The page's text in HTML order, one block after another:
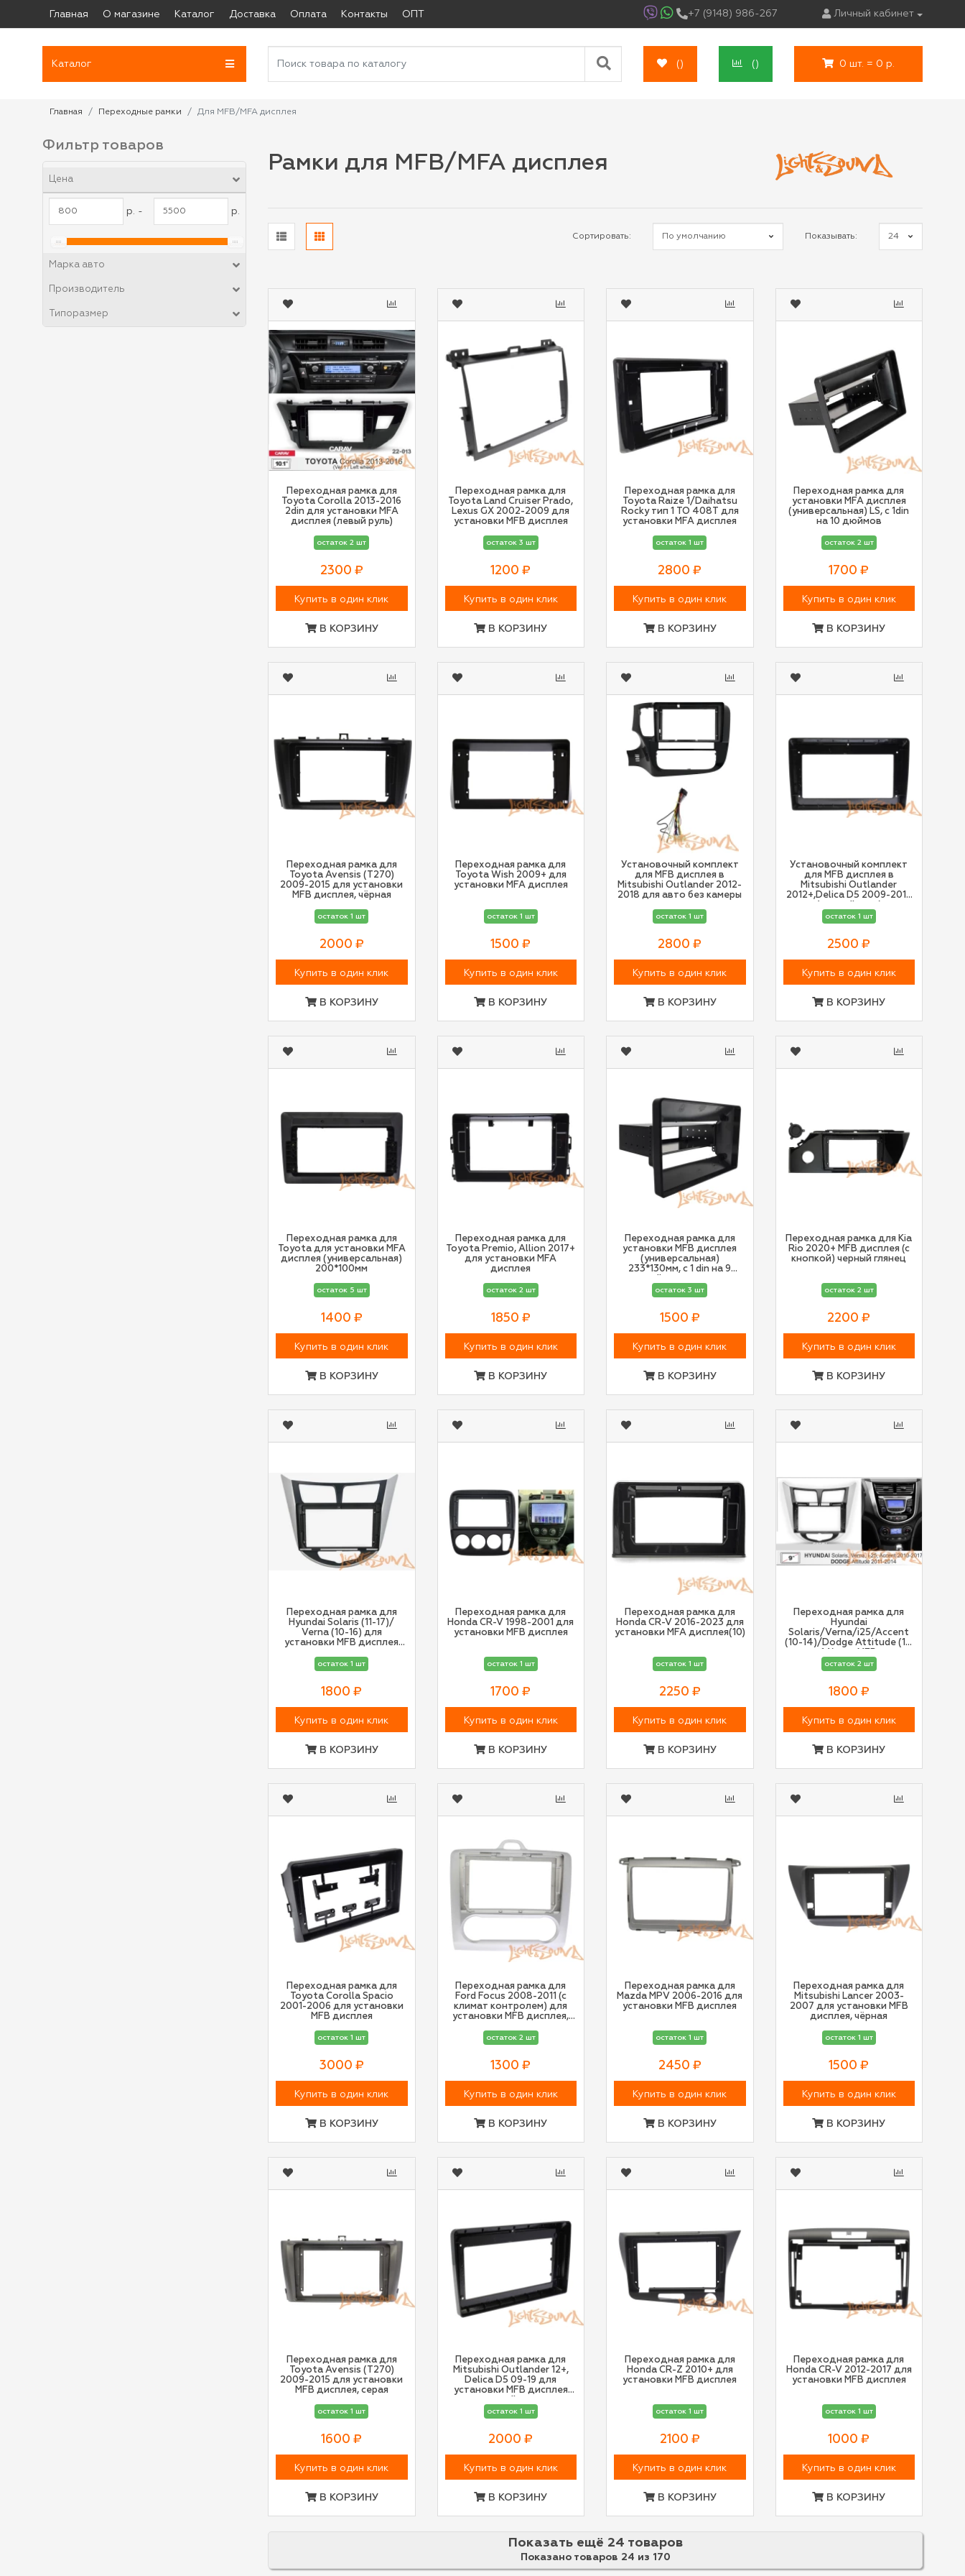
Главная О магазине Каталог Доставка Оплата Контакты ОПТ +7 (9148) 986-267 Личный кабинет
Каталог () () 0 шт. = 0 р.
Главная Переходные рамки Для MFB/MFA дисплея
Фильтр товаров
Цена
р. - р.
Марка авто
Производитель
Типоразмер
Рамки для MFB/MFA дисплея
Сортировать: Показывать:
Переходная рамка для
Toyota Corolla 2013-2016
2din для установки MFA
дисплея (левый руль)
остаток 2 шт
2300 ₽
Купить в один клик
В КОРЗИНУ
Переходная рамка для
Toyota Land Cruiser Prado,
Lexus GX 2002-2009 для
установки MFB дисплея
остаток 3 шт
1200 ₽
Купить в один клик
В КОРЗИНУ
Переходная рамка для
Toyota Raize 1/Daihatsu
Rocky тип 1 TO 408T для
установки MFA дисплея
остаток 1 шт
2800 ₽
Купить в один клик
В КОРЗИНУ
Переходная рамка для
установки MFA дисплея
(универсальная) LS, с 1din
на 10 дюймов
остаток 2 шт
1700 ₽
Купить в один клик
В КОРЗИНУ
Переходная рамка для
Toyota Avensis (T270)
2009-2015 для установки
MFB дисплея, чёрная
остаток 1 шт
2000 ₽
Купить в один клик
В КОРЗИНУ
Переходная рамка для
Toyota Wish 2009+ для
установки MFA дисплея
остаток 1 шт
1500 ₽
Купить в один клик
В КОРЗИНУ
Установочный комплект
для MFB дисплея в
Mitsubishi Outlander 2012-
2018 для авто без камеры
остаток 1 шт
2800 ₽
Купить в один клик
В КОРЗИНУ
Установочный комплект
для MFB дисплея в
Mitsubishi Outlander
2012+,Delica D5 2009-2019
остаток 1 шт
2500 ₽
Купить в один клик
В КОРЗИНУ
Переходная рамка для
Toyota для установки MFA
дисплея (универсальная)
200*100мм
остаток 5 шт
1400 ₽
Купить в один клик
В КОРЗИНУ
Переходная рамка для
Toyota Premio, Allion 2017+
для установки MFA
дисплея
остаток 2 шт
1850 ₽
Купить в один клик
В КОРЗИНУ
Переходная рамка для
установки MFB дисплея
(универсальная)
233*130мм, c 1 din на 9
остаток 3 шт
1500 ₽
Купить в один клик
В КОРЗИНУ
Переходная рамка для Kia
Rio 2020+ MFB дисплея (с
кнопкой) черный глянец
остаток 2 шт
2200 ₽
Купить в один клик
В КОРЗИНУ
Переходная рамка для
Hyundai Solaris (11-17)/
Verna (10-16) для
установки MFB дисплея
остаток 1 шт
1800 ₽
Купить в один клик
В КОРЗИНУ
Переходная рамка для
Honda CR-V 1998-2001 для
установки MFB дисплея
остаток 1 шт
1700 ₽
Купить в один клик
В КОРЗИНУ
Переходная рамка для
Honda CR-V 2016-2023 для
установки MFA дисплея(10)
остаток 1 шт
2250 ₽
Купить в один клик
В КОРЗИНУ
Переходная рамка для
Hyundai
Solaris/Verna/i25/Accent
(10-14)/Dodge Attitude (11-
остаток 2 шт
1800 ₽
Купить в один клик
В КОРЗИНУ
Переходная рамка для
Toyota Corolla Spacio
2001-2006 для установки
MFB дисплея
остаток 1 шт
3000 ₽
Купить в один клик
В КОРЗИНУ
Переходная рамка для
Ford Focus 2008-2011 (с
климат контролем) для
установки MFB дисплея,
остаток 2 шт
1300 ₽
Купить в один клик
В КОРЗИНУ
Переходная рамка для
Mazda MPV 2006-2016 для
установки MFB дисплея
остаток 1 шт
2450 ₽
Купить в один клик
В КОРЗИНУ
Переходная рамка для
Mitsubishi Lancer 2003-
2007 для установки MFB
дисплея, чёрная
остаток 1 шт
1500 ₽
Купить в один клик
В КОРЗИНУ
Переходная рамка для
Toyota Avensis (T270)
2009-2015 для установки
MFB дисплея, серая
остаток 1 шт
1600 ₽
Купить в один клик
В КОРЗИНУ
Переходная рамка для
Mitsubishi Outlander 12+,
Delica D5 09-19 для
установки MFB дисплея
остаток 1 шт
2000 ₽
Купить в один клик
В КОРЗИНУ
Переходная рамка для
Honda CR-Z 2010+ для
установки MFB дисплея
остаток 1 шт
2100 ₽
Купить в один клик
В КОРЗИНУ
Переходная рамка для
Honda CR-V 2012-2017 для
установки MFB дисплея
остаток 1 шт
1000 ₽
Купить в один клик
В КОРЗИНУ
Показать ещё 24 товаров
Показано товаров 24 из 170